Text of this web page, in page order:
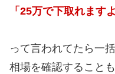
「25万で下取れますよ
って言われてたら一
相場を確認すること